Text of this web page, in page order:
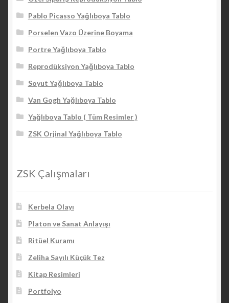
Pablo Picasso Yağlıboya Tablo
Porselen Vazo Üzerine Boyama
Portre Yağlıboya Tablo
Reprodüksiyon Yağlıboya Tablo
Soyut Yağlıboya Tablo
Van Gogh Yağlıboya Tablo
Yağlıboya Tablo ( Tüm Resimler )
ZSK Orjinal Yağlıboya Tablo
ZSK Çalışmaları
Kerbela Olayı
Platon ve Sanat Anlayışı
Ritüel Kuramı
Zeliha Sayılı Küçük Tez
Kitap Resimleri
Portfolyo